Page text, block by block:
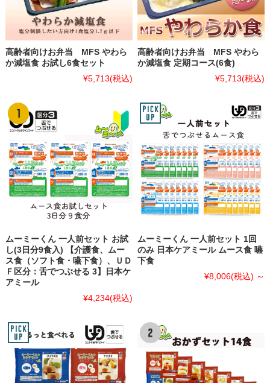
高齢者向けお弁当 MFS やわら
か減塩食 お試し6食セット
¥5,713(税込)
高齢者向けお弁当 MFS やわら
か減塩食 定期コース(6食)
¥5,713(税込)
ムーミーくん 一人前セット お試
し(3日分9食入) 【介護食、ムー
ス食（ソフト食・嚥下食）、ＵＤ
Ｆ区分：舌でつぶせる 3】日本ケ
アミール
¥4,234(税込)
ムーミーくん 一人前セット 1回
のみ 日本ケアミール ムース食 嚥
下食
¥8,006(税込) ～